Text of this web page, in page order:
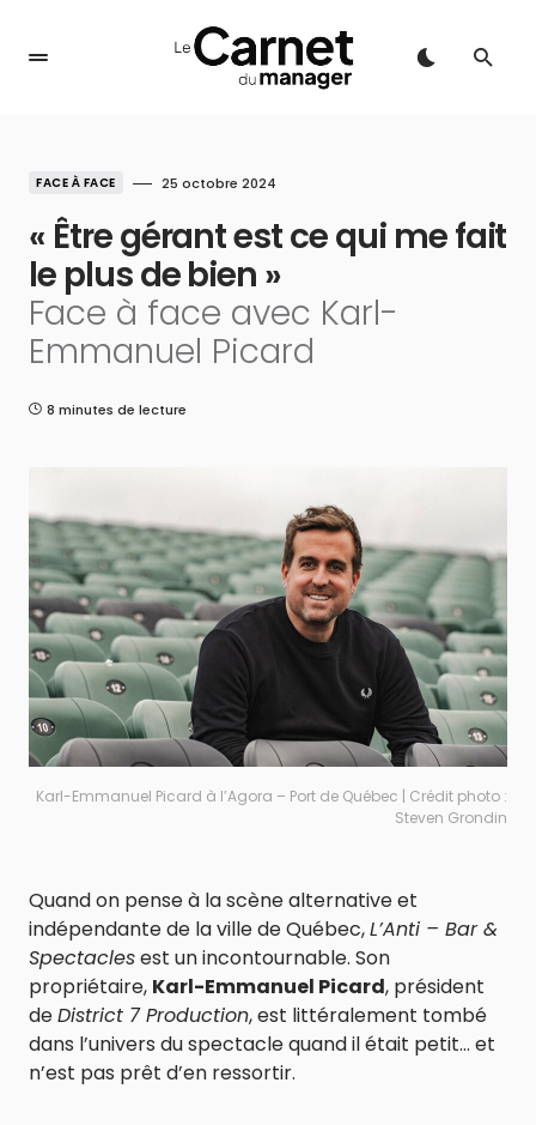
FACE À FACE 25 octobre 2024
« Être gérant est ce qui me fait
le plus de bien »
Face à face avec Karl-
Emmanuel Picard
8 minutes de lecture
Karl-Emmanuel Picard à l’Agora – Port de Québec | Crédit photo :
Steven Grondin
Quand on pense à la scène alternative et
indépendante de la ville de Québec,L’Anti – Bar &
Spectaclesest un incontournable. Son
propriétaire, Karl-Emmanuel Picard, président
deDistrict 7 Production, est littéralement tombé
dans l’univers du spectacle quand il était petit… et
n’est pas prêt d’en ressortir.